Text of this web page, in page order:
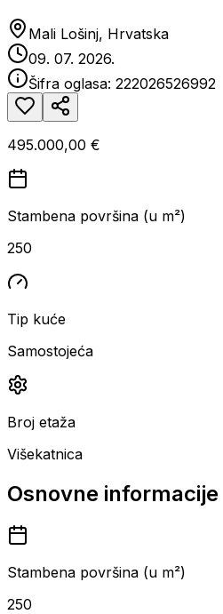
Mali Lošinj, Hrvatska
09. 07. 2026.
Šifra oglasa: 222026526992
495.000,00 €
Stambena površina (u m²)
250
Tip kuće
Samostojeća
Broj etaža
Višekatnica
Osnovne informacije
Stambena površina (u m²)
250